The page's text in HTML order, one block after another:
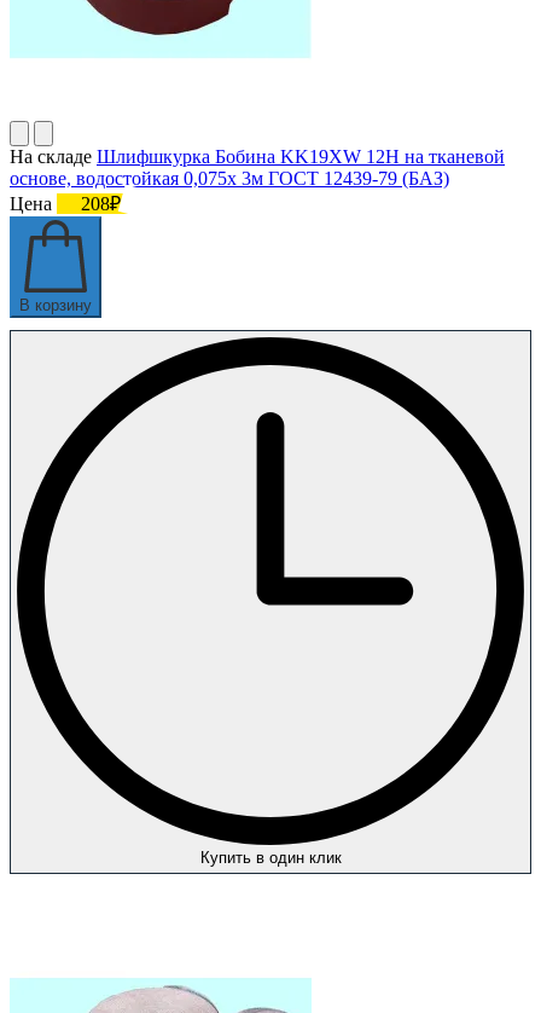
На складе Шлифшкурка Бобина KK19XW 12H на тканевой
основе, водостойкая 0,075х 3м ГОСТ 12439-79 (БАЗ)
Цена
208₽
В корзину
Купить в один клик